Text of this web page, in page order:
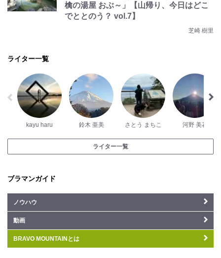
檎の湯屋 おぶ～」【山帰り、今日はどこ
でととのう？ vol.7】
芝崎 樹里
ライター一覧
kayu haru 鈴木 亜美 さとう まちこ 河野 美花
ライター一覧
ブラマンガイド
ノウハウ
動画
BRAVO MOUNTAINとは